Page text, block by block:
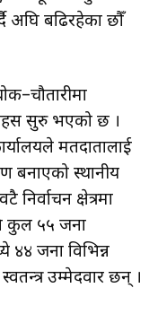
अघि बढिरहेका छौँ
सुरु भएको छ ।
मतदातालाई
बनाएको स्थानीय
क्षेत्रमा
कुल ५५ जना
४४ जना विभिन्न
उम्मेदवार छन् ।